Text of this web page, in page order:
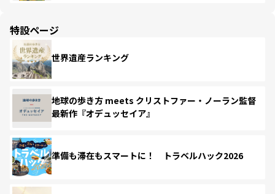
特設ページ
世界遺産ランキング
地球の歩き方 meets クリストファー・ノーラン監督
最新作『オデュッセイア』
準備も滞在もスマートに！ トラベルハック2026